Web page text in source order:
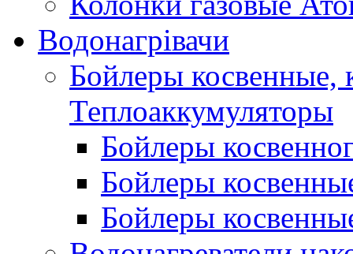
Водонагрівачи
Бойлеры косвенные,
Теплоаккумуляторы
Бойлеры
Бойлеры
Бойлеры